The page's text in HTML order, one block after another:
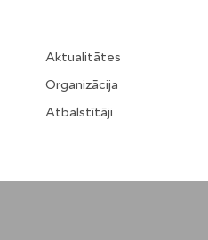
Aktualitātes
Organizācija
Atbalstītāji